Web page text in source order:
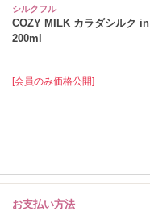
シルクフル
COZY MILK カラダシルク in
200ml
[会員のみ価格公開]
お支払い方法